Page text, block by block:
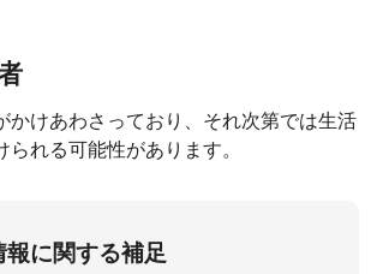
かけあわさっており、それ次第では生活
られる可能性があります。
に関する補足